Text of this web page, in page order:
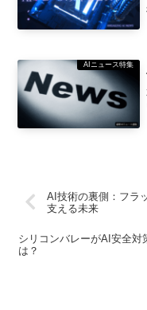
AIニュース特集
AI技術の裏側：フラ
支える未来
シリコンバレーがAI安全対
は？